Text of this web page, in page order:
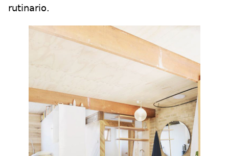
rutinario.